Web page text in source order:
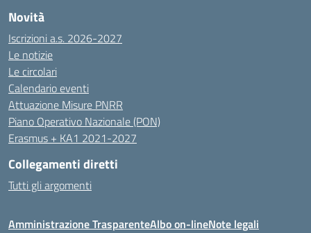
Novità
Iscrizioni a.s. 2026-2027
Le notizie
Le circolari
Calendario eventi
Attuazione Misure PNRR
Piano Operativo Nazionale (PON)
Erasmus + KA1 2021-2027
Collegamenti diretti
Tutti gli argomenti
Amministrazione TrasparenteAlbo on-lineNote legali